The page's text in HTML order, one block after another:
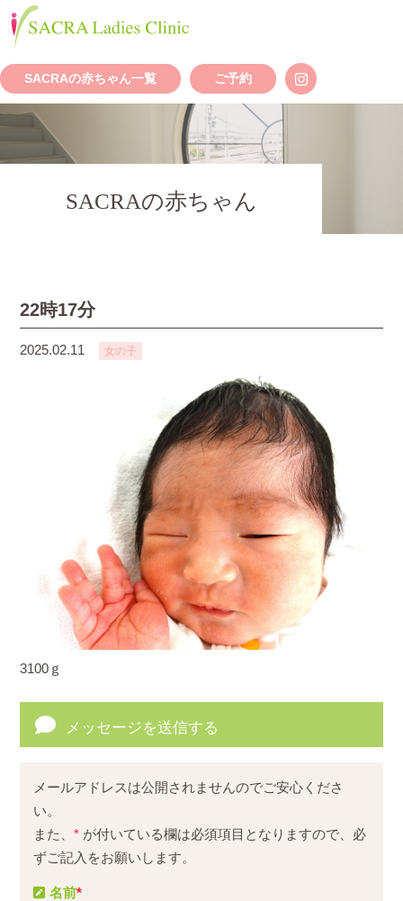
SACRAの赤ちゃん一覧 ご予約
SACRAの赤ちゃん
22時17分
2025.02.11 女の子
3100ｇ
メッセージを送信する
メールアドレスは公開されませんのでご安心くださ
い。
また、* が付いている欄は必須項目となりますので、必
ずご記入をお願いします。
名前*